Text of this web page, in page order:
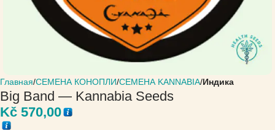
Главная СЕМЕНА КОНОПЛИ СЕМЕНА KANNABIA Индика
Big Band — Kannabia Seeds
Kč 570,00